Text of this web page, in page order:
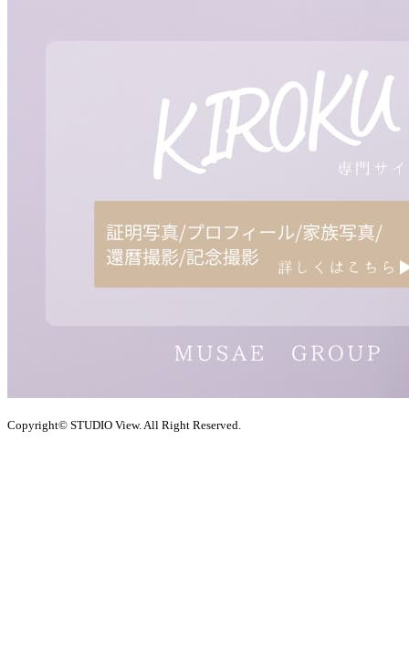
Copyright© STUDIO View. All Right Reserved.